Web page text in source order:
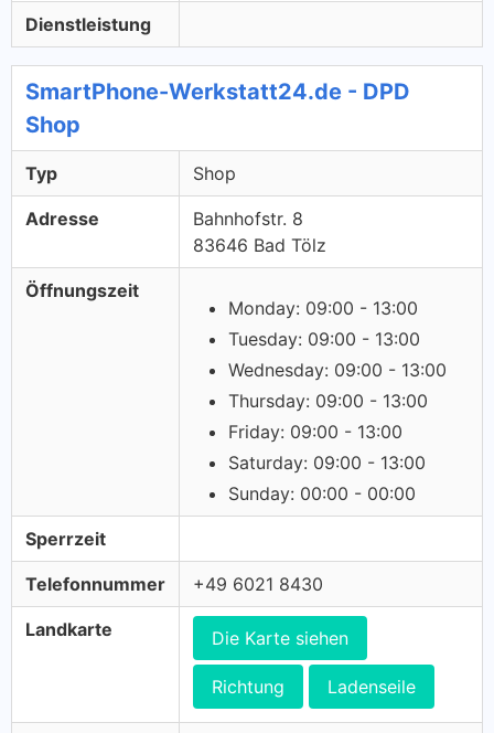
Dienstleistung
SmartPhone-Werkstatt24.de - DPD
Shop
Typ Shop
Adresse
Bahnhofstr. 8
83646 Bad Tölz
Öffnungszeit
Monday: 09:00 - 13:00
Tuesday: 09:00 - 13:00
Wednesday: 09:00 - 13:00
Thursday: 09:00 - 13:00
Friday: 09:00 - 13:00
Saturday: 09:00 - 13:00
Sunday: 00:00 - 00:00
Sperrzeit
Telefonnummer +49 6021 8430
Landkarte Die Karte siehen
Richtung Ladenseile